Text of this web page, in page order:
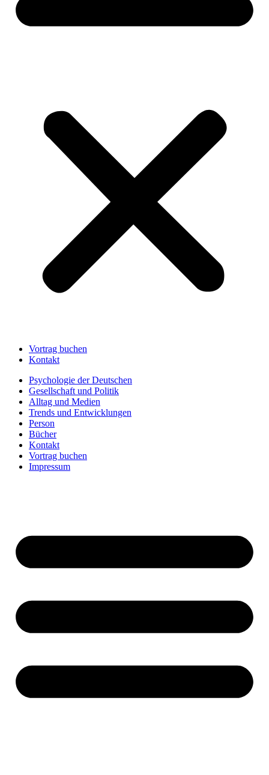
Vortrag buchen
Kontakt
Psychologie der Deutschen
Gesellschaft und Politik
Alltag und Medien
Trends und Entwicklungen
Person
Bücher
Kontakt
Vortrag buchen
Impressum